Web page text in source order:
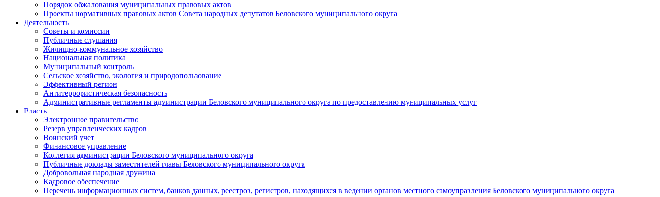
Порядок обжалования муниципальных правовых актов
Проекты нормативных правовых актов Совета народных депутатов Беловского муниципального округа
Деятельность
Советы и комиссии
Публичные слушания
Жилищно-коммунальное хозяйство
Национальная политика
Муниципальный контроль
Сельское хозяйство, экология и природопользование
Эффективный регион
Антитеррористическая безопасность
Административные регламенты администрации Беловского муниципального округа по предоставлению муниципальных услуг
Власть
Электронное правительство
Резерв управленческих кадров
Воинский учет
Финансовое управление
Коллегия администрации Беловского муниципального округа
Публичные доклады заместителей главы Беловского муниципального округа
Добровольная народная дружина
Кадровое обеспечение
Перечень информационных систем, банков данных, реестров, регистров, находящихся в ведении органов местного самоуправления Беловского муниципального округа